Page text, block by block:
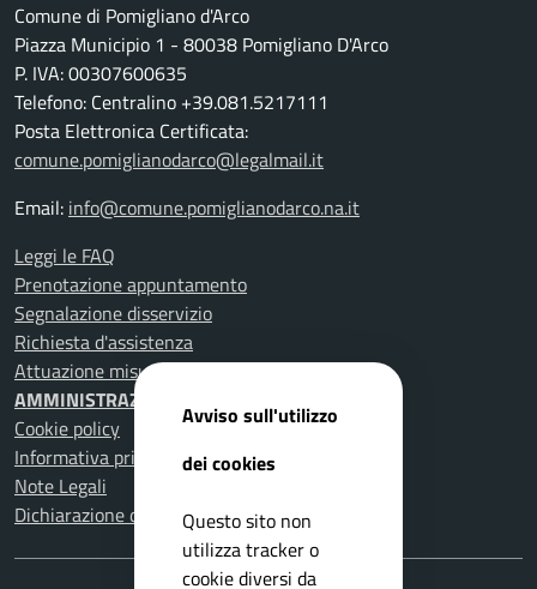
Comune di Pomigliano d'Arco
Piazza Municipio 1 - 80038 Pomigliano D'Arco
P. IVA: 00307600635
Telefono: Centralino +39.081.5217111
Posta Elettronica Certificata:
comune.pomiglianodarco@legalmail.it
Email: info@comune.pomiglianodarco.na.it
Leggi le FAQ
Prenotazione appuntamento
Segnalazione disservizio
Richiesta d'assistenza
Attuazione misure PNRR
AMMINISTRAZIONE TRASPARENTE
Cookie policy
Informativa privacy
Note Legali
Dichiarazione di accessibilità
Avviso sull'utilizzo
dei cookies
Questo sito non
utilizza tracker o
cookie diversi da